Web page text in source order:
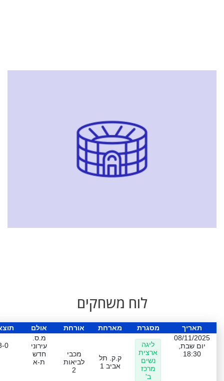
לוח משחקים
תאריך מסגרת מארחת אורחת אולם
08/11/2025
יום שבת,
18:30
ליגה
ארצית
נשים
מרכז
ב'
ק.ק. תל
אביב 1
מכבי
לביאות
2
מ.ס.
עירוני
חדש
ת-א
0